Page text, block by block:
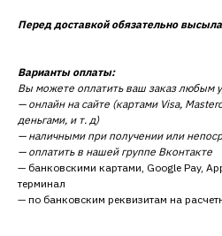
Перед доставкой обязательно
Варианты оплаты:
Вы можете оплатить ваш заказ любым
— онлайн на сайте (картами Visa,
деньгами, и т. д)
— наличными при получении или
— оплатить в нашей группе Вконтакте
— банковскими картами, Google Pay,
терминал
— по банковским реквизитам на